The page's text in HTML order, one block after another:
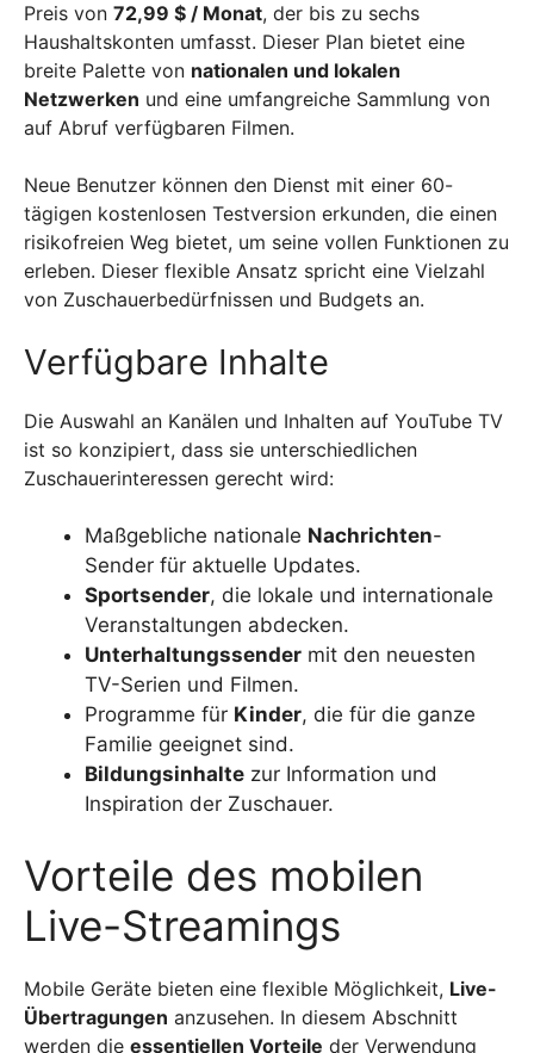
Preis von 72,99 $ / Monat, der bis zu sechs
Haushaltskonten umfasst. Dieser Plan bietet eine
breite Palette von nationalen und lokalen
Netzwerken und eine umfangreiche Sammlung von
auf Abruf verfügbaren Filmen.
Neue Benutzer können den Dienst mit einer 60-
tägigen kostenlosen Testversion erkunden, die einen
risikofreien Weg bietet, um seine vollen Funktionen zu
erleben. Dieser flexible Ansatz spricht eine Vielzahl
von Zuschauerbedürfnissen und Budgets an.
Verfügbare Inhalte
Die Auswahl an Kanälen und Inhalten auf YouTube TV
ist so konzipiert, dass sie unterschiedlichen
Zuschauerinteressen gerecht wird:
Maßgebliche nationale Nachrichten-
Sender für aktuelle Updates.
Sportsender, die lokale und internationale
Veranstaltungen abdecken.
Unterhaltungssender mit den neuesten
TV-Serien und Filmen.
Programme für Kinder, die für die ganze
Familie geeignet sind.
Bildungsinhalte zur Information und
Inspiration der Zuschauer.
Vorteile des mobilen
Live-Streamings
Mobile Geräte bieten eine flexible Möglichkeit, Live-
Übertragungen anzusehen. In diesem Abschnitt
werden die essentiellen Vorteile der Verwendung